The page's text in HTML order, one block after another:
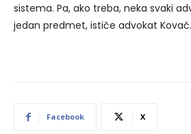
sistema. Pa, ako treba, neka svaki
jedan predmet, ističe advokat Kovač.
Facebook X